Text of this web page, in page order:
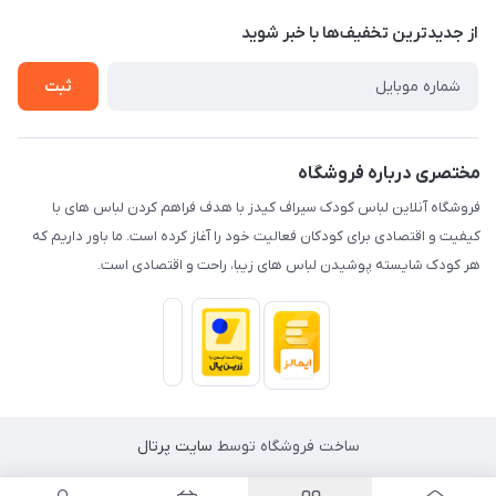
تماس با ما
راهنما
از جدید‌ترین تخفیف‌ها با‌ خبر شوید
ثبت
مختصری درباره فروشگاه
فروشگاه آنلاین لباس کودک سیراف کیدز با هدف فراهم کردن لباس های با
کیفیت و اقتصادی برای کودکان فعالیت خود را آغاز کرده است. ما باور داریم که
هر کودک شایسته پوشیدن لباس های زیبا، راحت و اقتصادی است.
ساخت فروشگاه توسط سایت پرتال